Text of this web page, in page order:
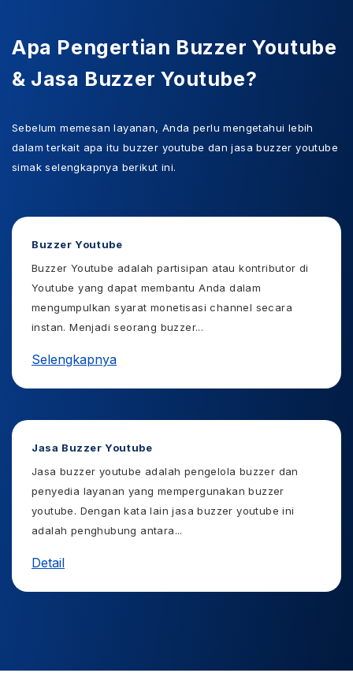
Apa Pengertian Buzzer Youtube
& Jasa Buzzer Youtube?
Sebelum memesan layanan, Anda perlu mengetahui lebih
dalam terkait apa itu buzzer youtube dan jasa buzzer youtube
simak selengkapnya berikut ini.
Buzzer Youtube
Buzzer Youtube adalah partisipan atau kontributor di
Youtube yang dapat membantu Anda dalam
mengumpulkan syarat monetisasi channel secara
instan. Menjadi seorang buzzer...
Selengkapnya
Jasa Buzzer Youtube
Jasa buzzer youtube adalah pengelola buzzer dan
penyedia layanan yang mempergunakan buzzer
youtube. Dengan kata lain jasa buzzer youtube ini
adalah penghubung antara...
Detail